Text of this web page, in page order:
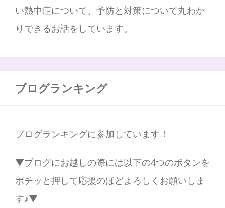
い熱中症について、予防と対策について丸わか
りできるお話をしています。
ブログランキング
ブログランキングに参加しています！
▼ブログにお越しの際には以下の4つのボタンを
ポチッと押して応援のほどよろしくお願いしま
す♪▼